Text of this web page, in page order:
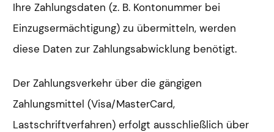
Ihre Zahlungsdaten (z. B. Kontonummer bei
Einzugsermächtigung) zu übermitteln, werden
diese Daten zur Zahlungsabwicklung benötigt.
Der Zahlungsverkehr über die gängigen
Zahlungsmittel (Visa/MasterCard,
Lastschriftverfahren) erfolgt ausschließlich über